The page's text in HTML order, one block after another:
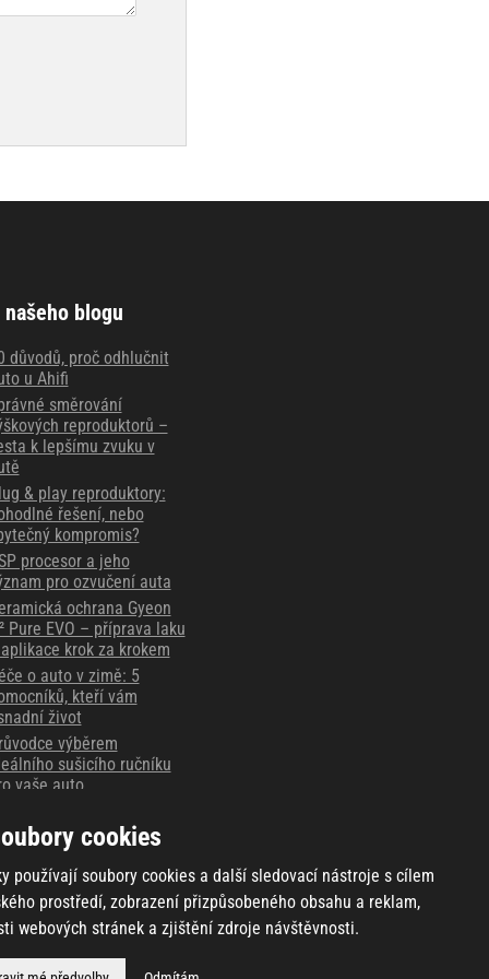
našeho blogu
důvodů, proč odhlučnit
u Ahifi
směrování
reproduktorů –
k lepšímu zvuku v
& play reproduktory:
řešení, nebo
kompromis?
procesor a jeho
pro ozvučení auta
ochrana Gyeon
Pure EVO – příprava laku
krok za krokem
o auto v zimě: 5
kteří vám
život
výběrem
sušicího ručníku
vaše auto
autokamery
cookies
používají soubory cookies a další sledovací nástroje s cílem
prostředí, zobrazení přizpůsobeného obsahu a reklam,
webových stránek a zjištění zdroje návštěvnosti.